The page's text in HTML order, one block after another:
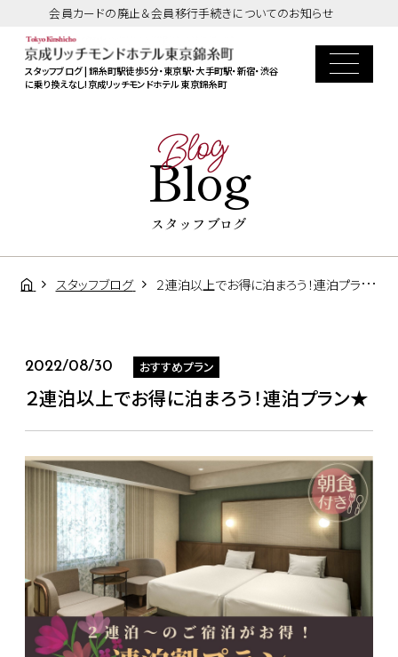
会員カードの廃止＆会員移行手続きについてのお知らせ
スタッフブログ | 錦糸町駅徒歩5分・東京駅・大手町駅・新宿・渋谷
に乗り換えなし!京成リッチモンドホテル 東京錦糸町
Blog
Blog
スタッフブログ
スタッフブログ ２連泊以上でお得に泊まろう！連泊プラン★
2022/08/30 おすすめプラン
２連泊以上でお得に泊まろう！連泊プラン★